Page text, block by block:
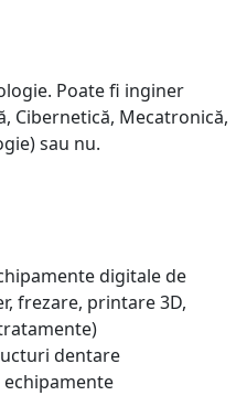
Poate fi inginer
Cibernetică, Mecatronică,
sau nu.
digitale de
frezare, printare 3D,
dentare